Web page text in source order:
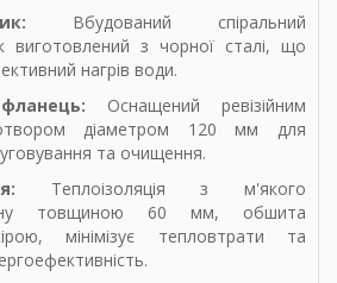
Вбудований спіральний
виготовлений з чорної сталі, що
нагрів води.
Оснащений ревізійним
діаметром 120 мм для
та очищення.
Теплоізоляція з м'якого
товщиною 60 мм, обшита
мінімізує тепловтрати та